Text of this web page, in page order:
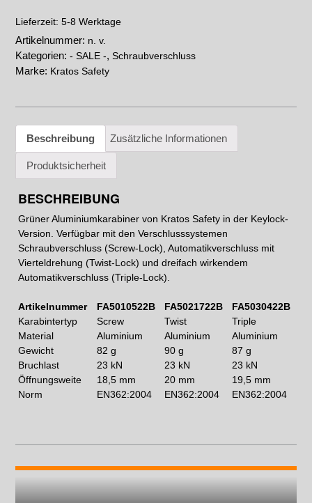
Lieferzeit: 5-8 Werktage
Artikelnummer: n. v.
Kategorien: - SALE -, Schraubverschluss
Marke: Kratos Safety
Beschreibung Zusätzliche Informationen
Produktsicherheit
BESCHREIBUNG
Grüner Aluminiumkarabiner von Kratos Safety in der Keylock-
Version. Verfügbar mit den Verschlusssystemen
Schraubverschluss (Screw-Lock), Automatikverschluss mit
Vierteldrehung (Twist-Lock) und dreifach wirkendem
Automatikverschluss (Triple-Lock).
Artikelnummer FA5010522B FA5021722B
FA5030422B
Karabintertyp
Screw Twist
Triple
Material
Aluminium Aluminium
Aluminium
Gewicht
82 g 90 g
87 g
Bruchlast
23 kN 23 kN
23 kN
Öffnungsweite
18,5 mm 20 mm
19,5 mm
Norm
EN362:2004 EN362:2004 EN362:2004